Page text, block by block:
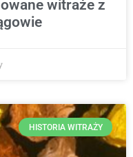
witraże z
HISTORIA WITRAŻY